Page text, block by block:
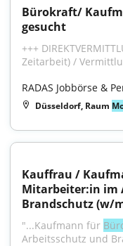
Bürokraft/
gesucht
+++
Zeitarbeit) /
RADAS Jobbörse &
Düsseldorf, Raum
Kauffrau /
Mitarbeiter:in im
Brandschutz (w/
"...Kaufmann für
Arbeitsschutz und